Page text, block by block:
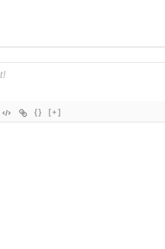
{} [+]